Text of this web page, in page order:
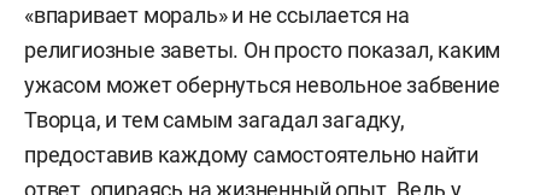
«впаривает мораль» и не ссылается на
религиозные заветы. Он просто показал, каким
ужасом может обернуться невольное забвение
Творца, и тем самым загадал загадку,
предоставив каждому самостоятельно найти